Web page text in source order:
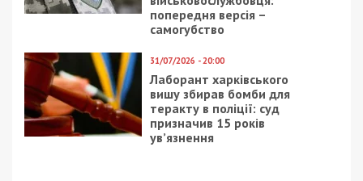
попередня версія –
самогубство
31/07/2026 - 20:00
Лаборант харківського
вишу збирав бомби для
теракту в поліції: суд
призначив 15 років
ув’язнення